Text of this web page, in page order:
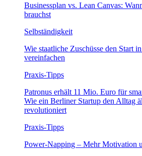
Businessplan vs. Lean Canvas:
brauchst
Selbständigkeit
Wie staatliche Zuschüsse den Start
vereinfachen
Praxis-Tipps
Patronus erhält 11 Mio. Euro für
Wie ein Berliner Startup den Alltag
revolutioniert
Praxis-Tipps
Power-Napping – Mehr Motivation